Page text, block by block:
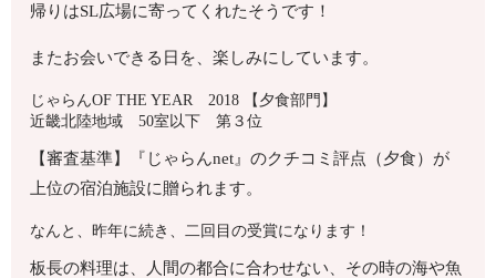
帰りはSL広場に寄ってくれたそうです！
またお会いできる日を、楽しみにしています。
じゃらんOF THE YEAR 2018 【夕食部門】
近畿北陸地域 50室以下 第３位
【審査基準】『じゃらんnet』のクチコミ評点（夕食）が
上位の宿泊施設に贈られます。
なんと、昨年に続き、二回目の受賞になります！
板長の料理は、人間の都合に合わせない、その時の海や魚